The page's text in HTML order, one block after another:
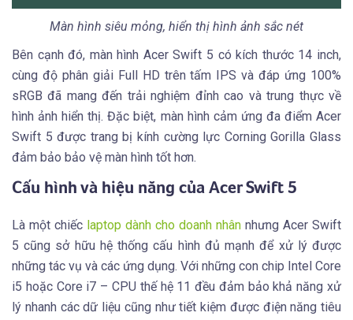
Màn hình siêu mỏng, hiển thị hình ảnh sắc nét
Bên cạnh đó, màn hình Acer Swift 5 có kích thước 14 inch,
cùng độ phân giải Full HD trên tấm IPS và đáp ứng 100%
sRGB đã mang đến trải nghiệm đỉnh cao và trung thực về
hình ảnh hiển thị. Đặc biệt, màn hình cảm ứng đa điểm Acer
Swift 5 được trang bị kính cường lực Corning Gorilla Glass
đảm bảo bảo vệ màn hình tốt hơn.
Cấu hình và hiệu năng của Acer Swift 5
Là một chiếc laptop dành cho doanh nhân nhưng Acer Swift
5 cũng sở hữu hệ thống cấu hình đủ mạnh để xử lý được
những tác vụ và các ứng dụng. Với những con chip Intel Core
i5 hoặc Core i7 – CPU thế hệ 11 đều đảm bảo khả năng xử
lý nhanh các dữ liệu cũng như tiết kiệm được điện năng tiêu